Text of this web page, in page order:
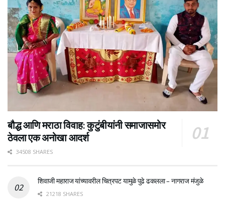
बौद्ध आणि मराठा विवाह: कुटुंबीयांनी समाजासमोर
ठेवला एक अनोखा आदर्श
34508 SHARES
शिवाजी महाराज यांच्यावरील चित्रपट यामुळे पुढे ढकलला – नागराज मंजुळे
21218 SHARES